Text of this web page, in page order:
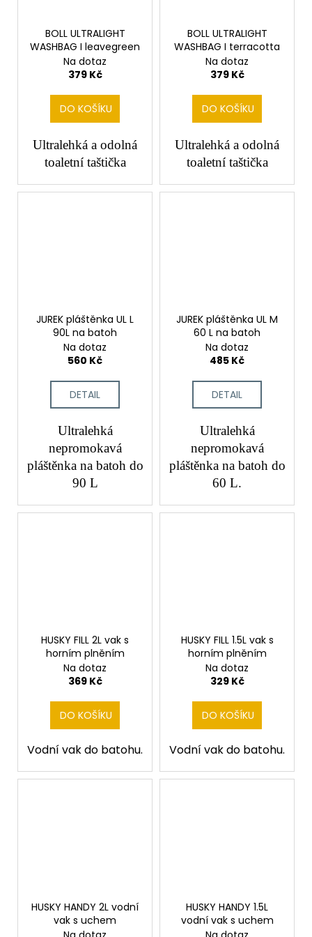
BOLL ULTRALIGHT
WASHBAG I leavegreen
Na dotaz
379 Kč
DO KOŠÍKU
Ultralehká a odolná
toaletní taštička
BOLL ULTRALIGHT
WASHBAG I terracotta
Na dotaz
379 Kč
DO KOŠÍKU
Ultralehká a odolná
toaletní taštička
JUREK pláštěnka UL L
90L na batoh
Na dotaz
560 Kč
DETAIL
Ultralehká
nepromokavá
pláštěnka na batoh do
90 L
JUREK pláštěnka UL M
60 L na batoh
Na dotaz
485 Kč
DETAIL
Ultralehká
nepromokavá
pláštěnka na batoh do
60 L.
HUSKY FILL 2L vak s
horním plněním
Na dotaz
369 Kč
DO KOŠÍKU
Vodní vak do batohu.
HUSKY FILL 1.5L vak s
horním plněním
Na dotaz
329 Kč
DO KOŠÍKU
Vodní vak do batohu.
HUSKY HANDY 2L vodní
vak s uchem
HUSKY HANDY 1.5L
vodní vak s uchem